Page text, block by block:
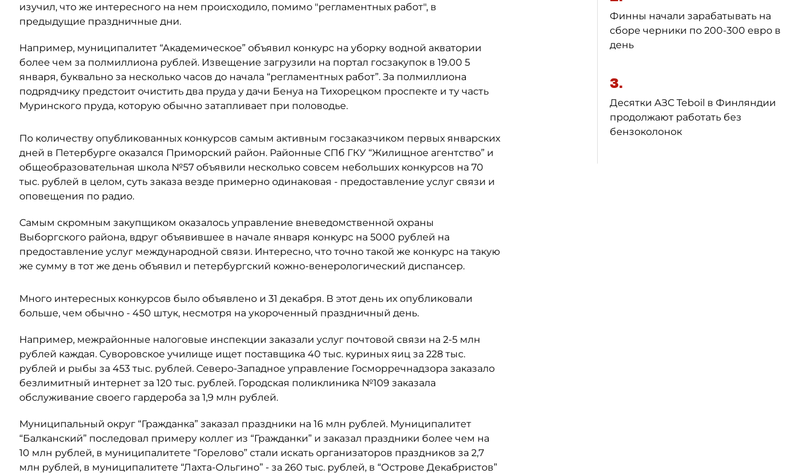
изучил, что же интересного на нем происходило, помимо "регламентных работ", в
предыдущие праздничные дни.
Например, муниципалитет “Академическое” объявил конкурс на уборку водной акватории
более чем за полмиллиона рублей. Извещение загрузили на портал госзакупок в 19.00 5
января, буквально за несколько часов до начала “регламентных работ”. За полмиллиона
подрядчику предстоит очистить два пруда у дачи Бенуа на Тихорецком проспекте и ту часть
Муринского пруда, которую обычно затапливает при половодье.
По количеству опубликованных конкурсов самым активным госзаказчиком первых январских
дней в Петербурге оказался Приморский район. Районные СПб ГКУ “Жилищное агентство” и
общеобразовательная школа №57 объявили несколько совсем небольших конкурсов на 70
тыс. рублей в целом, суть заказа везде примерно одинаковая - предоставление услуг связи и
оповещения по радио.
Самым скромным закупщиком оказалось управление вневедомственной охраны
Выборгского района, вдруг объявившее в начале января конкурс на 5000 рублей на
предоставление услуг международной связи. Интересно, что точно такой же конкурс на такую
же сумму в тот же день объявил и петербургский кожно-венерологический диспансер.
Много интересных конкурсов было объявлено и 31 декабря. В этот день их опубликовали
больше, чем обычно - 450 штук, несмотря на укороченный праздничный день.
Например, межрайонные налоговые инспекции заказали услуг почтовой связи на 2-5 млн
рублей каждая. Суворовское училище ищет поставщика 40 тыс. куриных яиц за 228 тыс.
рублей и рыбы за 453 тыс. рублей. Северо-Западное управление Госморречнадзора заказало
безлимитный интернет за 120 тыс. рублей. Городская поликлиника №109 заказала
обслуживание своего гардероба за 1,9 млн рублей.
Муниципальный округ “Гражданка” заказал праздники на 16 млн рублей. Муниципалитет
“Балканский” последовал примеру коллег из “Гражданки” и заказал праздники более чем на
10 млн рублей, в муниципалитете “Горелово” стали искать организаторов праздников за 2,7
млн рублей, в муниципалитете “Лахта-Ольгино” - за 260 тыс. рублей, в “Острове Декабристов”
Финны начали зарабатывать на
сборе черники по 200-300 евро в
день
3.
Десятки АЗС Teboil в Финляндии
продолжают работать без
бензоколонок